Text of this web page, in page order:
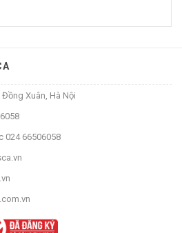
Xuân, Hà Nội
024 66506058